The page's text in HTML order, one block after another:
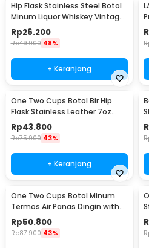
Hip Flask Stainless Steel Botol
Minum Liquor Whiskey Vintage
7oz Jack Daniel - H-7
Rp26.200
Rp49.900 48%
+ Keranjang
One Two Cups Botol Bir Hip
Flask Stainless Leather 7oz
with Shot Glass
Rp43.800
Rp75.900 43%
+ Keranjang
One Two Cups Botol Minum
Termos Air Panas Dingin with
Cup Head 500ml - SUS304
Rp50.800
Rp87.900 43%